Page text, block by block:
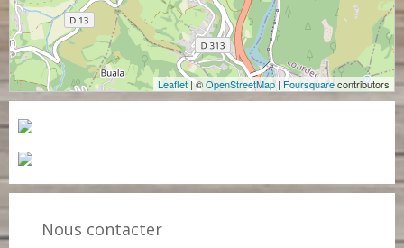
Leaflet| ©OpenStreetMap| Foursquarecontributors
Nous contacter